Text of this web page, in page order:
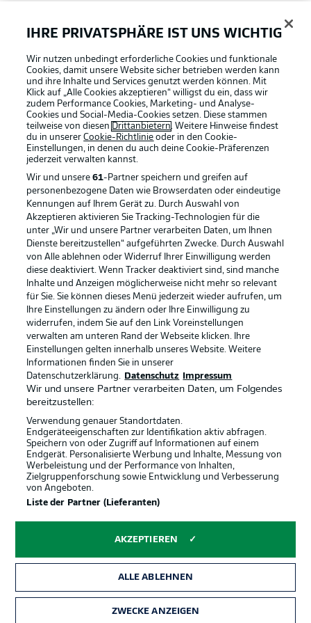
FAQ
Broadcaster
Bundesliga App
Fantasy Manager
#BundesligaWIRKT
Common Ground
Mitfahrportal
BUNDESLIGA-GRUPPE
Login
Football as it's meant to be
BUNDESLIGA APP
Offizielle Partner
IHRE PRIVATSPHÄRE IST UNS WICHTIG
Wir nutzen unbedingt erforderliche Cookies und funktionale
Cookies, damit unsere Website sicher betrieben werden kann
und ihre Inhalte und Services genutzt werden können. Mit
Klick auf „Alle Cookies akzeptieren“ willigst du ein, dass wir
zudem Performance Cookies, Marketing- und Analyse-
Cookies und Social-Media-Cookies setzen. Diese stammen
teilweise von diesen Drittanbietern. Weitere Hinweise findest
du in unsererCookie-Richtlinie oder in den Cookie-
Einstellungen, in denen du auch deine Cookie-Präferenzen
jederzeit verwalten kannst.
Wir und unsere61-Partner speichern und greifen auf
personenbezogene Daten wie Browserdaten oder eindeutige
Kennungen auf Ihrem Gerät zu. Durch Auswahl von
Akzeptieren aktivieren Sie Tracking-Technologien für die
unter „Wir und unsere Partner verarbeiten Daten, um Ihnen
Dienste bereitzustellen“ aufgeführten Zwecke. Durch Auswahl
von Alle ablehnen oder Widerruf Ihrer Einwilligung werden
diese deaktiviert. Wenn Tracker deaktiviert sind, sind manche
Inhalte und Anzeigen möglicherweise nicht mehr so relevant
für Sie. Sie können dieses Menü jederzeit wieder aufrufen, um
Ihre Einstellungen zu ändern oder Ihre Einwilligung zu
widerrufen, indem Sie auf den Link Voreinstellungen
verwalten am unteren Rand der Webseite klicken. Ihre
Einstellungen gelten innerhalb unseres Website. Weitere
Informationen finden Sie in unserer
Datenschutzerklärung.
Datenschutz Impressum
Wir und unsere Partner verarbeiten Daten, um Folgendes
bereitzustellen:
Verwendung genauer Standortdaten.
Endgeräteeigenschaften zur Identifikation aktiv abfragen.
Speichern von oder Zugriff auf Informationen auf einem
Endgerät. Personalisierte Werbung und Inhalte, Messung von
Werbeleistung und der Performance von Inhalten,
Zielgruppenforschung sowie Entwicklung und Verbesserung
von Angeboten.
Liste der Partner (Lieferanten)
AKZEPTIEREN
ALLE ABLEHNEN
ZWECKE ANZEIGEN